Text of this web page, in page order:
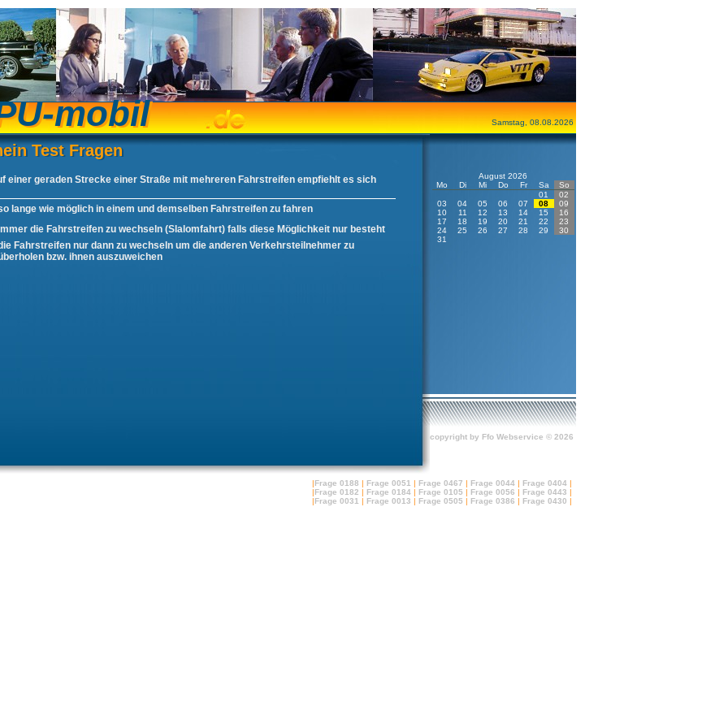
|Frage 0188 | Frage 0051 | Frage 0467 | Frage 0044 | Frage 0404 |
|Frage 0182 | Frage 0184 | Frage 0105 | Frage 0056 | Frage 0443 |
|Frage 0031 | Frage 0013 | Frage 0505 | Frage 0386 | Frage 0430 |
mobil
mobil Samstag, 08.08.2026
Test Fragen
Test Fragen
einer geraden Strecke einer Straße mit mehreren Fahrstreifen empfiehlt es sich
lange wie möglich in einem und demselben Fahrstreifen zu fahren
die Fahrstreifen zu wechseln (Slalomfahrt) falls diese Möglichkeit nur besteht
Fahrstreifen nur dann zu wechseln um die anderen Verkehrsteilnehmer zu
bzw. ihnen auszuweichen
August 2026
Mo
Di Mi Do Fr Sa
So
01
02
03
04 05 06 07 08
09
10
11 12 13 14 15
16
17
18 19 20 21 22
23
24
25 26 27 28 29
30
31
copyright by Ffo Webservice © 2026